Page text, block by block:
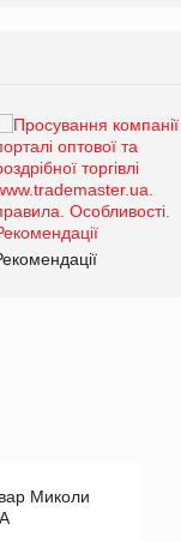
Миколи